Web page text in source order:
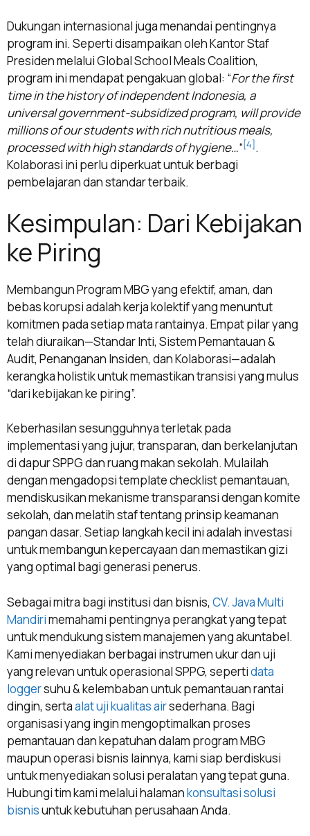
Dukungan internasional juga menandai pentingnya
program ini. Seperti disampaikan oleh Kantor Staf
Presiden melalui Global School Meals Coalition,
program ini mendapat pengakuan global: “For the first
time in the history of independent Indonesia, a
universal government-subsidized program, will provide
millions of our students with rich nutritious meals,
processed with high standards of hygiene…“ [4].
Kolaborasi ini perlu diperkuat untuk berbagi
pembelajaran dan standar terbaik.
Kesimpulan: Dari Kebijakan
ke Piring
Membangun Program MBG yang efektif, aman, dan
bebas korupsi adalah kerja kolektif yang menuntut
komitmen pada setiap mata rantainya. Empat pilar yang
telah diuraikan—Standar Inti, Sistem Pemantauan &
Audit, Penanganan Insiden, dan Kolaborasi—adalah
kerangka holistik untuk memastikan transisi yang mulus
“dari kebijakan ke piring”.
Keberhasilan sesungguhnya terletak pada
implementasi yang jujur, transparan, dan berkelanjutan
di dapur SPPG dan ruang makan sekolah. Mulailah
dengan mengadopsi template checklist pemantauan,
mendiskusikan mekanisme transparansi dengan komite
sekolah, dan melatih staf tentang prinsip keamanan
pangan dasar. Setiap langkah kecil ini adalah investasi
untuk membangun kepercayaan dan memastikan gizi
yang optimal bagi generasi penerus.
Sebagai mitra bagi institusi dan bisnis, CV. Java Multi
Mandirimemahami pentingnya perangkat yang tepat
untuk mendukung sistem manajemen yang akuntabel.
Kami menyediakan berbagai instrumen ukur dan uji
yang relevan untuk operasional SPPG, sepertidata
loggersuhu & kelembaban untuk pemantauan rantai
dingin, sertaalat uji kualitas airsederhana. Bagi
organisasi yang ingin mengoptimalkan proses
pemantauan dan kepatuhan dalam program MBG
maupun operasi bisnis lainnya, kami siap berdiskusi
untuk menyediakan solusi peralatan yang tepat guna.
Hubungi tim kami melalui halamankonsultasi solusi
bisnisuntuk kebutuhan perusahaan Anda.